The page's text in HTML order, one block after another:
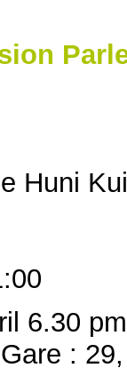
Huni
6.30
: